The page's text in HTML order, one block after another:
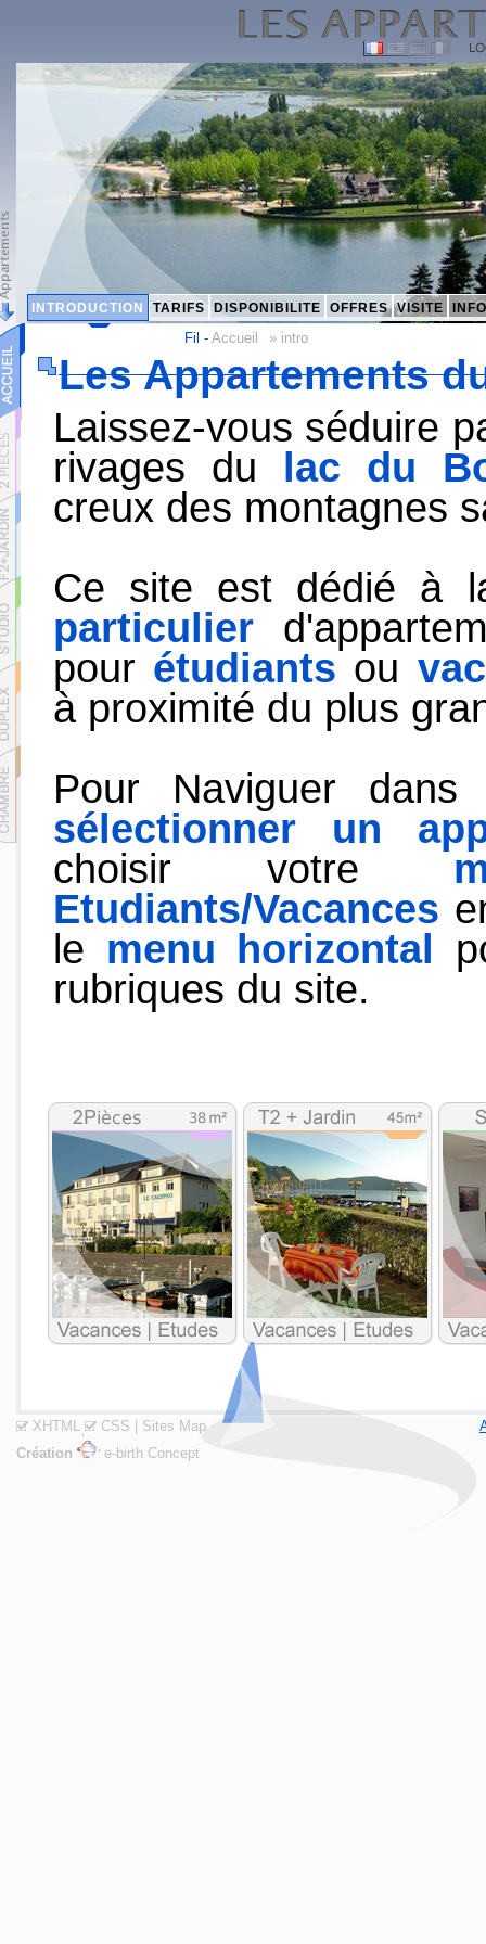
INTRODUCTION TARIFS DISPONIBILITE OFFRES VISITE
Fil - Accueil » intro
Les Appartements
Laissez-vous séduire
rivages du
lac du
creux des montagnes
Ce site est dédié à
particulier
pour étudiants ou
à proximité du plus
Pour Naviguer
sélectionner un
choisir votre
Etudiants/Vacances
le menu horizontal
rubriques du site.
XHTML CSS
Sites Map
Création
e-birth Concept